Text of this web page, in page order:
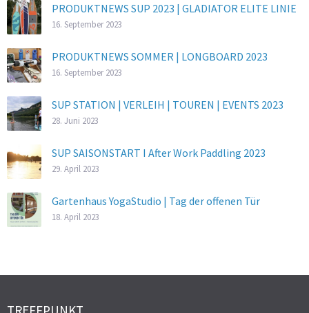
PRODUKTNEWS SUP 2023 | GLADIATOR ELITE LINIE
16. September 2023
PRODUKTNEWS SOMMER | LONGBOARD 2023
16. September 2023
SUP STATION | VERLEIH | TOUREN | EVENTS 2023
28. Juni 2023
SUP SAISONSTART I After Work Paddling 2023
29. April 2023
Gartenhaus YogaStudio | Tag der offenen Tür
18. April 2023